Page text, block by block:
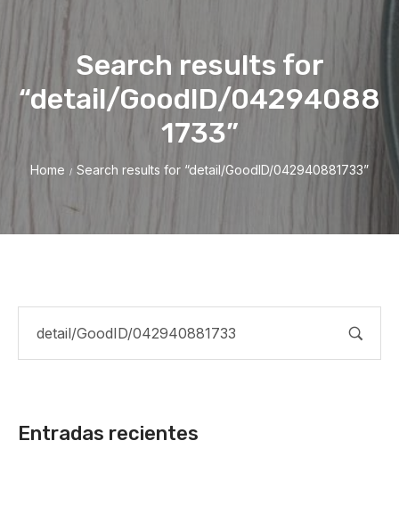
Search results for
“detail/GoodID/04294088
1733”
Home / Search results for “detail/GoodID/042940881733”
Entradas recientes